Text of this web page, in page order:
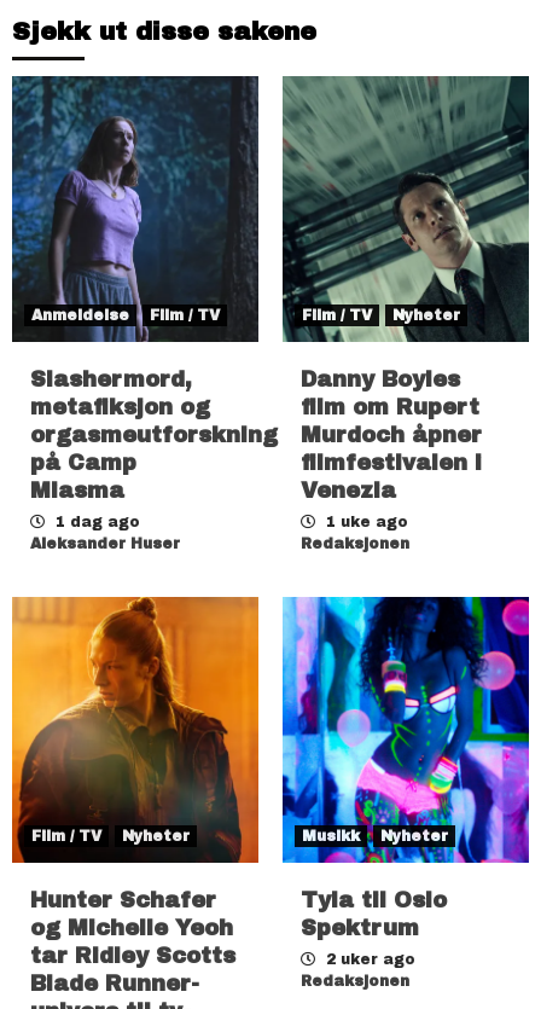
Sjekk ut disse sakene
Anmeldelse Film / TV
Slashermord,
metafiksjon og
orgasmeutforskning
på Camp
Miasma
1 dag ago
Aleksander Huser
Film / TV Nyheter
Danny Boyles
film om Rupert
Murdoch åpner
filmfestivalen i
Venezia
1 uke ago
Redaksjonen
Film / TV Nyheter
Hunter Schafer
og Michelle Yeoh
tar Ridley Scotts
Blade Runner-
Musikk Nyheter
Tyla til Oslo
Spektrum
2 uker ago
Redaksjonen